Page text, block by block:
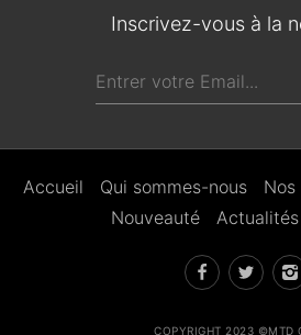
Inscrivez-vous à la
Accueil Qui sommes-nous
Nouveauté
Actualités
COPYRIGHT 2023 ©MTD